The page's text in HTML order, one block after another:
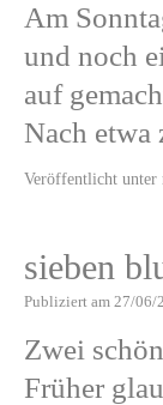
Am
und noch
auf
Nach
Veröffentlicht unter
sieben
Publiziert am 27/06/
Zwei
Früher